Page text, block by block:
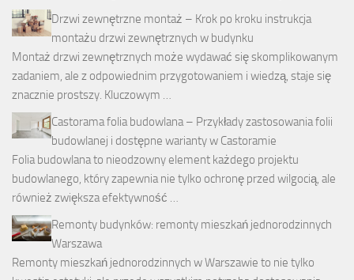
Drzwi zewnętrzne montaż – Krok po kroku instrukcja
montażu drzwi zewnętrznych w budynku
Montaż drzwi zewnętrznych może wydawać się skomplikowanym
zadaniem, ale z odpowiednim przygotowaniem i wiedzą, staje się
znacznie prostszy. Kluczowym …
Castorama folia budowlana – Przykłady zastosowania folii
budowlanej i dostępne warianty w Castoramie
Folia budowlana to nieodzowny element każdego projektu
budowlanego, który zapewnia nie tylko ochronę przed wilgocią, ale
również zwiększa efektywność …
Remonty budynków: remonty mieszkań jednorodzinnych
Warszawa
Remonty mieszkań jednorodzinnych w Warszawie to nie tylko